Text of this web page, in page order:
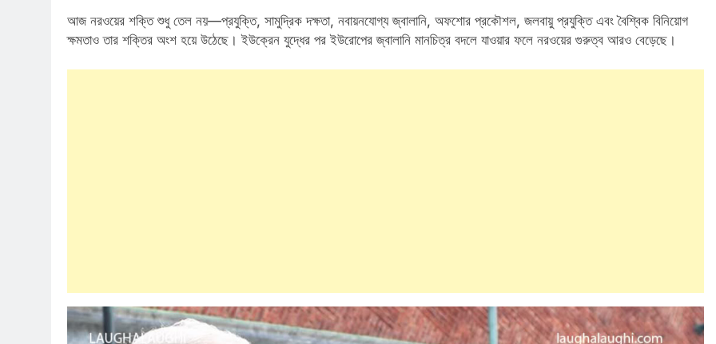
আজ নরওয়ের শক্তি শুধু তেল নয়—প্রযুক্তি, সামুদ্রিক দক্ষতা, নবায়নযোগ্য জ্বালানি, অফশোর প্রকৌশল, জলবায়ু প্রযুক্তি এবং বৈশ্বিক বিনিয়োগ
ক্ষমতাও তার শক্তির অংশ হয়ে উঠেছে। ইউক্রেন যুদ্ধের পর ইউরোপের জ্বালানি মানচিত্র বদলে যাওয়ার ফলে নরওয়ের গুরুত্ব আরও বেড়েছে।